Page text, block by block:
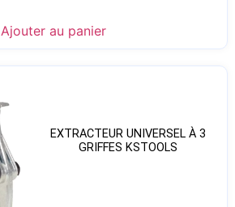
Ajouter au panier
EXTRACTEUR UNIVERSEL À 3
GRIFFES KSTOOLS